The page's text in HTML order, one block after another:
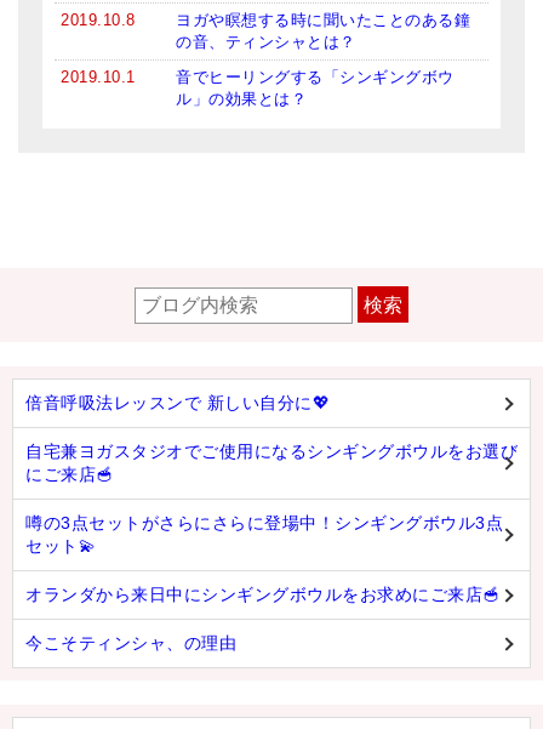
2019.10.8
ヨガや瞑想する時に聞いたことのある鐘
の音、ティンシャとは？
2019.10.1
音でヒーリングする「シンギングボウ
ル」の効果とは？
検索
倍音呼吸法レッスンで 新しい自分に💖
自宅兼ヨガスタジオでご使用になるシンギングボウルをお選び
にご来店🥣
噂の3点セットがさらにさらに登場中！シンギングボウル3点
セット💫
オランダから来日中にシンギングボウルをお求めにご来店🥣
今こそティンシャ、の理由